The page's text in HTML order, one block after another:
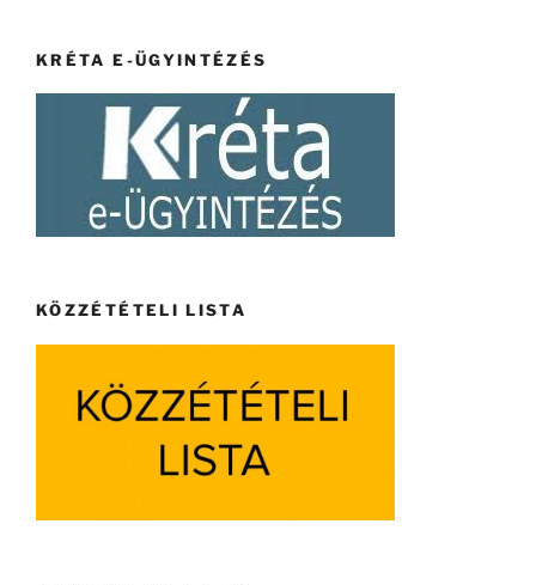
KRÉTA E-ÜGYINTÉZÉS
KÖZZÉTÉTELI LISTA